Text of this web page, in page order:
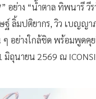
อย่าง “น้ำตาล ทิพนารี
ลิ้มปติยากร, วิว เบญญา
อย่างใกล้ชิด พร้อมพูดคุย
นายน 2569 ณ